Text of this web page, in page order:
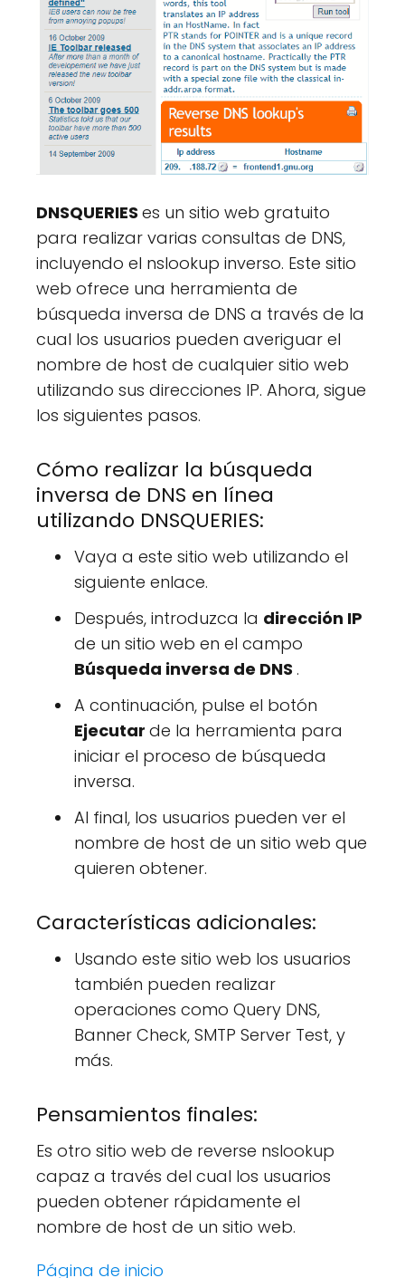
DNSQUERIES es un sitio web gratuito
para realizar varias consultas de DNS,
incluyendo el nslookup inverso. Este sitio
web ofrece una herramienta de
búsqueda inversa de DNS a través de la
cual los usuarios pueden averiguar el
nombre de host de cualquier sitio web
utilizando sus direcciones IP. Ahora, sigue
los siguientes pasos.
Cómo realizar la búsqueda
inversa de DNS en línea
utilizando DNSQUERIES:
Vaya a este sitio web utilizando el
siguiente enlace.
Después, introduzca la dirección IP
de un sitio web en el campo
Búsqueda inversa de DNS .
A continuación, pulse el botón
Ejecutar de la herramienta para
iniciar el proceso de búsqueda
inversa.
Al final, los usuarios pueden ver el
nombre de host de un sitio web que
quieren obtener.
Características adicionales:
Usando este sitio web los usuarios
también pueden realizar
operaciones como Query DNS,
Banner Check, SMTP Server Test, y
más.
Pensamientos finales:
Es otro sitio web de reverse nslookup
capaz a través del cual los usuarios
pueden obtener rápidamente el
nombre de host de un sitio web.
Página de inicio